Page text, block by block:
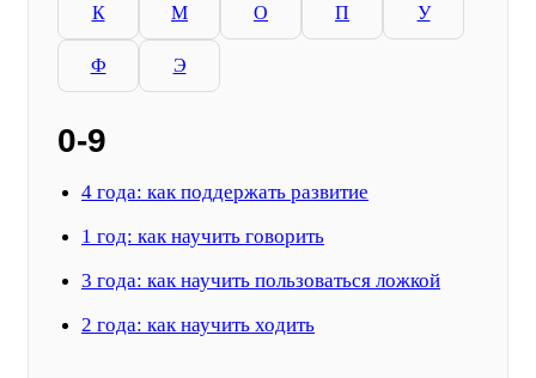
К М О П У
Ф Э
0-9
4 года: как поддержать развитие
1 год: как научить говорить
3 года: как научить пользоваться ложкой
2 года: как научить ходить